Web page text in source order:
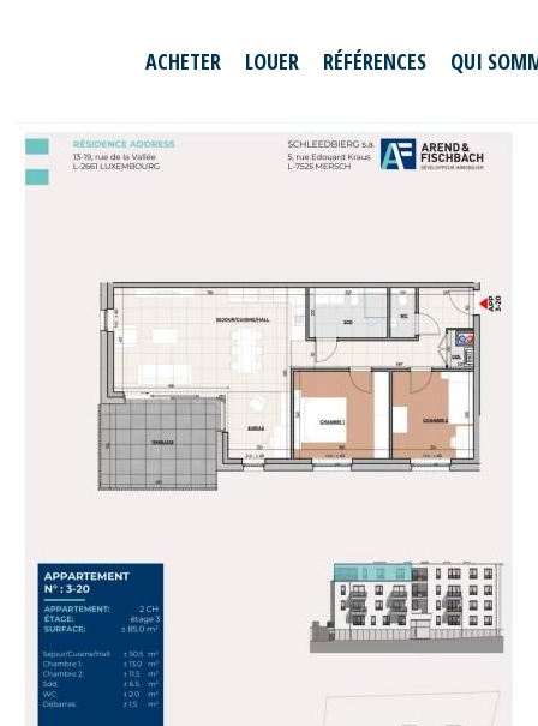
ACHETER LOUER RÉFÉRENCES QUI